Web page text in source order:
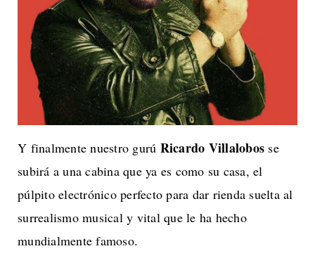
Y finalmente nuestro gurú Ricardo Villalobos se
subirá a una cabina que ya es como su casa, el
púlpito electrónico perfecto para dar rienda suelta al
surrealismo musical y vital que le ha hecho
mundialmente famoso.